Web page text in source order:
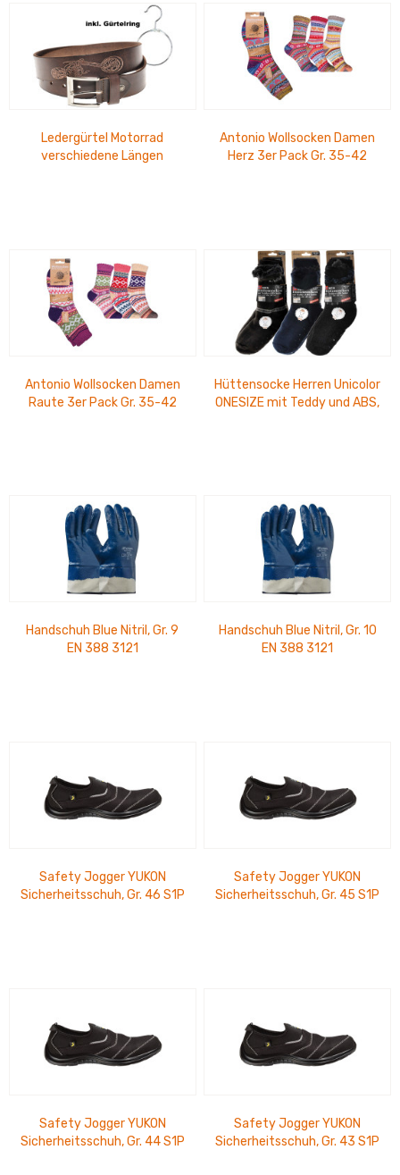
Ledergürtel Motorrad
verschiedene Längen
Antonio Wollsocken Damen
Herz 3er Pack Gr. 35-42
Antonio Wollsocken Damen
Raute 3er Pack Gr. 35-42
Hüttensocke Herren Unicolor
ONESIZE mit Teddy und ABS,
Handschuh Blue Nitril, Gr. 9
EN 388 3121
Handschuh Blue Nitril, Gr. 10
EN 388 3121
Safety Jogger YUKON
Sicherheitsschuh, Gr. 46 S1P
Safety Jogger YUKON
Sicherheitsschuh, Gr. 45 S1P
Safety Jogger YUKON
Sicherheitsschuh, Gr. 44 S1P
Safety Jogger YUKON
Sicherheitsschuh, Gr. 43 S1P